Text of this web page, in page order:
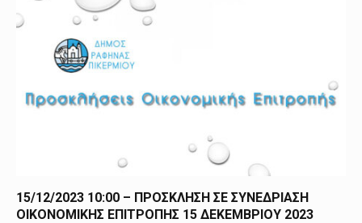
15/12/2023 10:00 – ΠΡΟΣΚΛΗΣΗ ΣΕ ΣΥΝΕΔΡΙΑΣΗ
ΟΙΚΟΝΟΜΙΚΗΣ ΕΠΙΤΡΟΠΗΣ 15 ΔΕΚΕΜΒΡΙΟΥ 2023